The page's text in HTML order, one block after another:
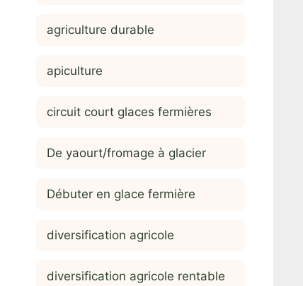
agriculture durable
apiculture
circuit court glaces fermières
De yaourt/fromage à glacier
Débuter en glace fermière
diversification agricole
diversification agricole rentable